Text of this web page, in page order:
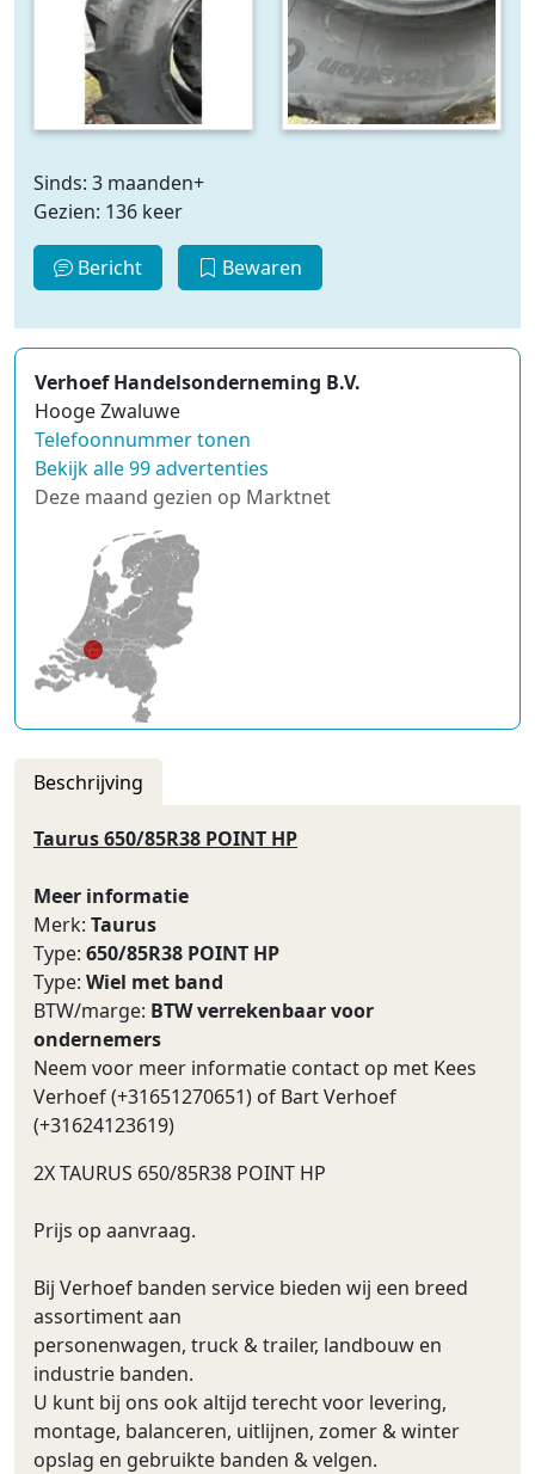
Sinds: 3 maanden+
Gezien: 136 keer
Bericht Bewaren
Verhoef Handelsonderneming B.V.
Hooge Zwaluwe
Telefoonnummer tonen
Bekijk alle 99 advertenties
Deze maand gezien op Marktnet
Beschrijving
Taurus 650/85R38 POINT HP
Meer informatie
Merk: Taurus
Type: 650/85R38 POINT HP
Type: Wiel met band
BTW/marge: BTW verrekenbaar voor
ondernemers
Neem voor meer informatie contact op met Kees
Verhoef (+31651270651) of Bart Verhoef
(+31624123619)
2X TAURUS 650/85R38 POINT HP
Prijs op aanvraag.
Bij Verhoef banden service bieden wij een breed
assortiment aan
personenwagen, truck & trailer, landbouw en
industrie banden.
U kunt bij ons ook altijd terecht voor levering,
montage, balanceren, uitlijnen, zomer & winter
opslag en gebruikte banden & velgen.